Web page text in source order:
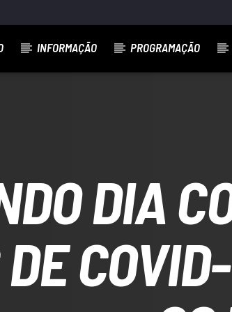
INFORMAÇÃO PROGRAMAÇÃO
DIA